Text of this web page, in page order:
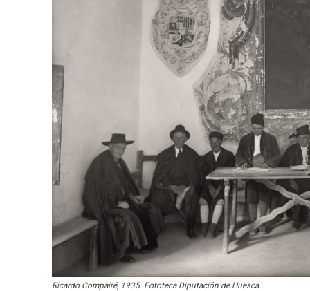
Ricardo Compairé, 1935. Fototeca Diputación de Huesca.